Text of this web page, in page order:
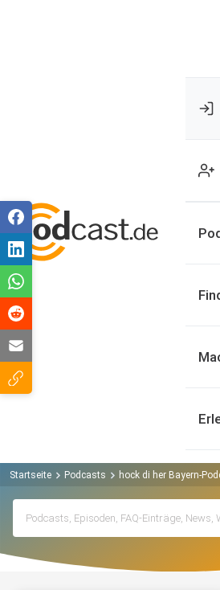
Startseite Podcasts hock di her Bayern-